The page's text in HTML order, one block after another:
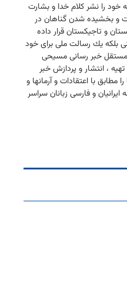
خود را نشر كلام خدا و بشارت
و بخشیده شدن گناهان در
و تاجیكستان قرار داده
بلكه یك رسالت ملی برای خود
مستقل خبر رسانی مسیحی
، انتشار و پردازش خبر
مطابق با اعتقادات و آرمانها و
و فارسی زبانان سراسر